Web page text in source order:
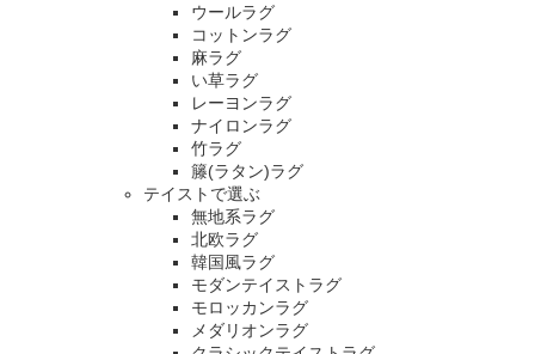
ウールラグ
コットンラグ
麻ラグ
い草ラグ
レーヨンラグ
ナイロンラグ
竹ラグ
籐(ラタン)ラグ
テイストで選ぶ
無地系ラグ
北欧ラグ
韓国風ラグ
モダンテイストラグ
モロッカンラグ
メダリオンラグ